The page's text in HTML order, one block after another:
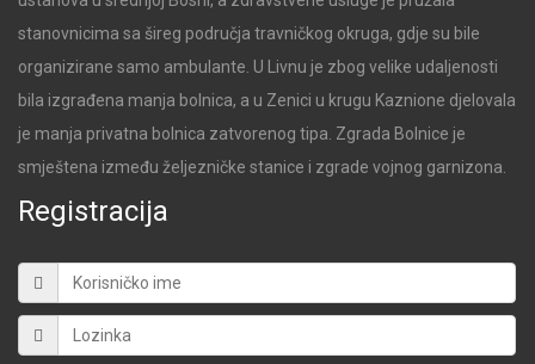
stanovnicima sa šireg područja travničkog okruga, gdje su bile
organizirane samo ambulante. U Livnu je zbog velike udaljenosti
bila izgrađena manja bolnica, a u Zenici u krugu Kaznione djelovala
je manja privatna bolnica zatvorenog tipa. Zgrada Bolnice je
smještena između željezničke stanice i zgrade vojnog garnizona.
Registracija